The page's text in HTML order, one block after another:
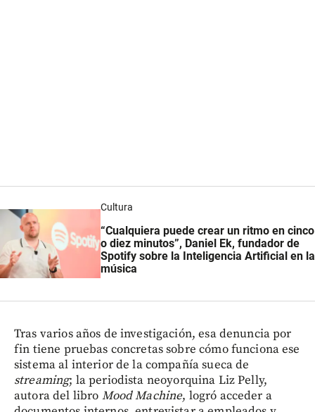
Cultura
“Cualquiera puede crear un ritmo en cinco
o diez minutos”, Daniel Ek, fundador de
Spotify sobre la Inteligencia Artificial en la
música
Tras varios años de investigación, esa denuncia por
fin tiene pruebas concretas sobre cómo funciona ese
sistema al interior de la compañía sueca de
streaming; la periodista neoyorquina Liz Pelly,
autora del libro Mood Machine, logró acceder a